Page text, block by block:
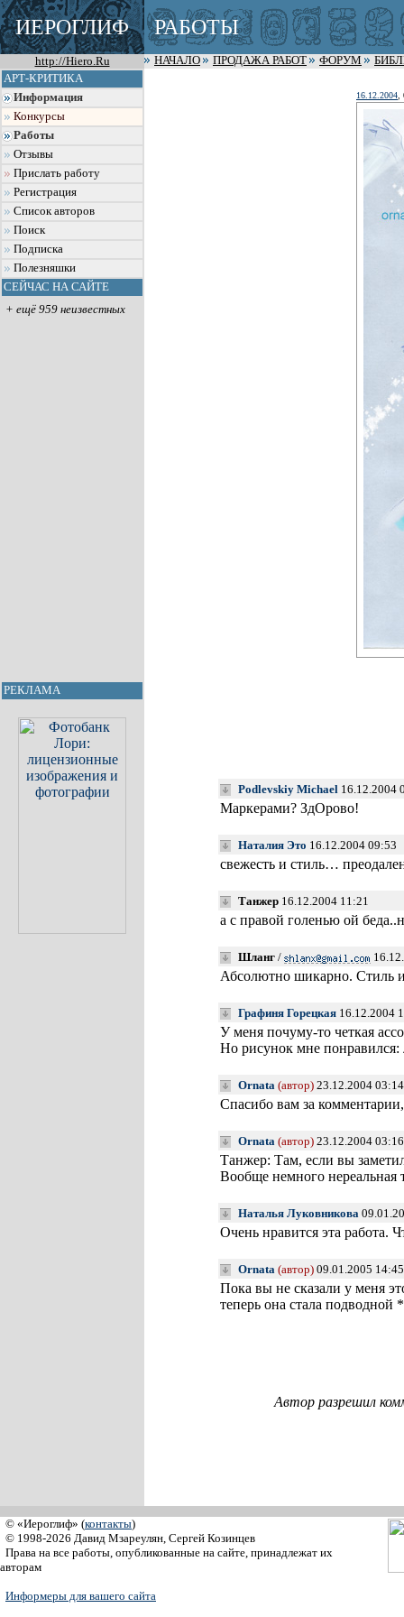
ИЕРОГЛИФ РАБОТЫ
http://Hiero.Ru НАЧАЛО ПРОДАЖА РАБОТ ФОРУМ
АРТ-КРИТИКА
Информация
Конкурсы
Работы
Отзывы
Прислать работу
Регистрация
Список авторов
Поиск
Подписка
Полезняшки
СЕЙЧАС НА САЙТЕ
+ ещё 959 неизвестных
РЕКЛАМА
16.12.2004
Podlevskiy Michael 16.12.2004
Маркерами? ЗдОрово!
Наталия Это 16.12.2004 09:53
свежесть и стиль…
Танжер 16.12.2004 11:21
а с правой голенью ой
Шланг /
Абсолютно шикарно. Стиль
Графиня Горецкая 16.12.2004
У меня почуму-то четкая
Но рисунок мне понравился:
Ornata (автор) 23.12.2004 03:14
Спасибо вам за
Ornata (автор) 23.12.2004 03:16
Танжер: Там, если вы
Вообще немного нереальная
Наталья Луковникова
Очень нравится эта работа.
Ornata (автор) 09.01.2005 14:45
Пока вы не сказали у меня
теперь она стала подводной
Автор разрешил
© «Иероглиф» (контакты)
© 1998-2026 Давид Мзареулян, Сергей Козинцев
Права на все работы, опубликованные на сайте, принадлежат их
авторам
Информеры для вашего сайта